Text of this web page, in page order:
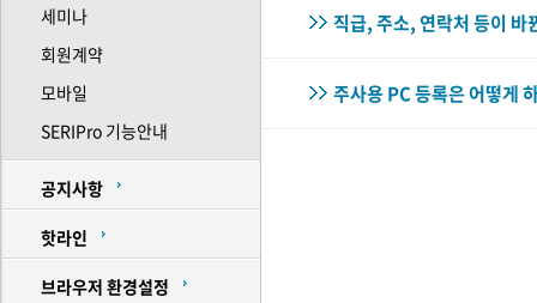
세미나
회원계약
모바일
SERIPro 기능안내
공지사항
핫라인
브라우저 환경설정
직급, 주소, 연락처 등이 바
주사용 PC 등록은 어떻